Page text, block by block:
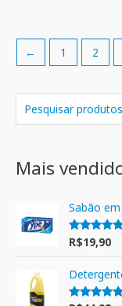
Mais
Sabão
Avaliação
5.00
de 5
R$19,90
← 1 2